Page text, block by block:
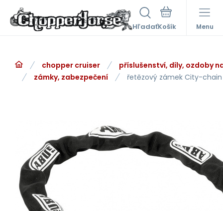
Hľadať Menu
chopper cruiser
příslušenství, díly, ozdoby
zámky, zabezpečení
řetězový zámek City-chain